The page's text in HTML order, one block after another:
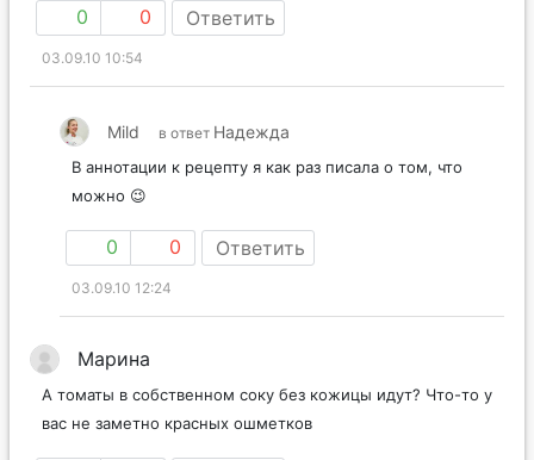
0 0 Ответить
03.09.10 10:54
Mild в ответ Надежда
В аннотации к рецепту я как раз писала о том, что
можно 😉
0 0 Ответить
03.09.10 12:24
Марина
А томаты в собственном соку без кожицы идут? Что-то у
вас не заметно красных ошметков